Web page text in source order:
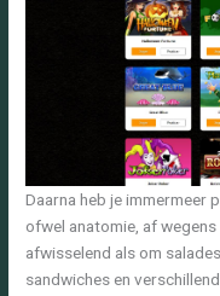
Daarna heb je
ofwel anatomie, af
afwisselend als om
sandwiches en